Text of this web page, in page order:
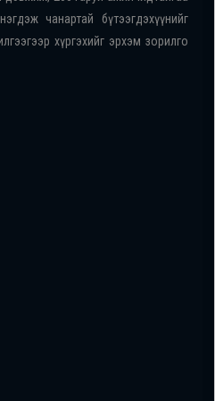
чанартай бүтээгдэхүүнийг
хүргэхийг эрхэм зорилго